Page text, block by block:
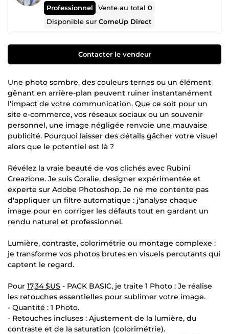
Professionnel Vente au total0
Disponible surComeUp Direct
Contacter le vendeur
Une photo sombre, des couleurs ternes ou un élément
gênant en arrière-plan peuvent ruiner instantanément
l'impact de votre communication. Que ce soit pour un
site e-commerce, vos réseaux sociaux ou un souvenir
personnel, une image négligée renvoie une mauvaise
publicité. Pourquoi laisser des détails gâcher votre visuel
alors que le potentiel est là ?
Révélez la vraie beauté de vos clichés avec Rubini
Creazione. Je suis Coralie, designer expérimentée et
experte sur Adobe Photoshop. Je ne me contente pas
d'appliquer un filtre automatique : j'analyse chaque
image pour en corriger les défauts tout en gardant un
rendu naturel et professionnel.
Lumière, contraste, colorimétrie ou montage complexe :
je transforme vos photos brutes en visuels percutants qui
captent le regard.
Pour 17,34 $US - PACK BASIC, je traite 1 Photo : Je réalise
les retouches essentielles pour sublimer votre image.
- Quantité : 1 Photo.
- Retouches incluses : Ajustement de la lumière, du
contraste et de la saturation (colorimétrie).